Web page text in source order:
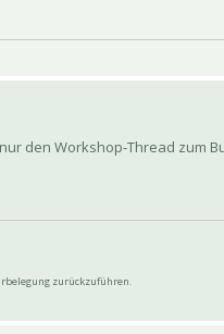
den Workshop-Thread zum
zurückzuführen.